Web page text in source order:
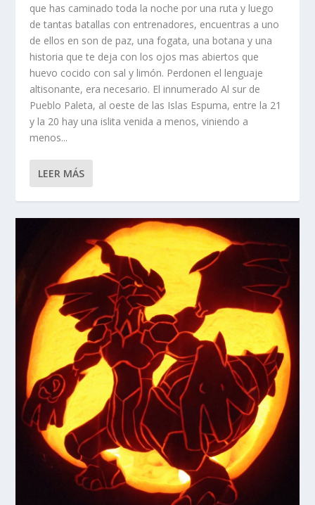
que has caminado toda la noche por una ruta y luego
de tantas batallas con entrenadores, encuentras a uno
de ellos en son de paz, una fogata, una botana y una
historia que te deja con los ojos mas abiertos que
huevo cocido con sal y limón. Perdonen el lenguaje
altisonante, era necesario. El innumerado Al sur de
Pueblo Paleta, al oeste de las Islas Espuma, entre la 21
y la 20 hay una islita venida a menos, viniendo a
menos...
LEER MÁS